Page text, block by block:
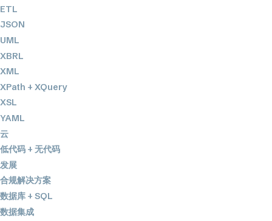
ETL
JSON
UML
XBRL
XML
XPath + XQuery
XSL
YAML
云
低代码 + 无代码
发展
合规解决方案
数据库 + SQL
数据集成